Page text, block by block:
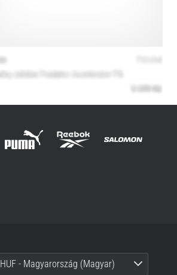
HUF - Magyarország (Magyar)